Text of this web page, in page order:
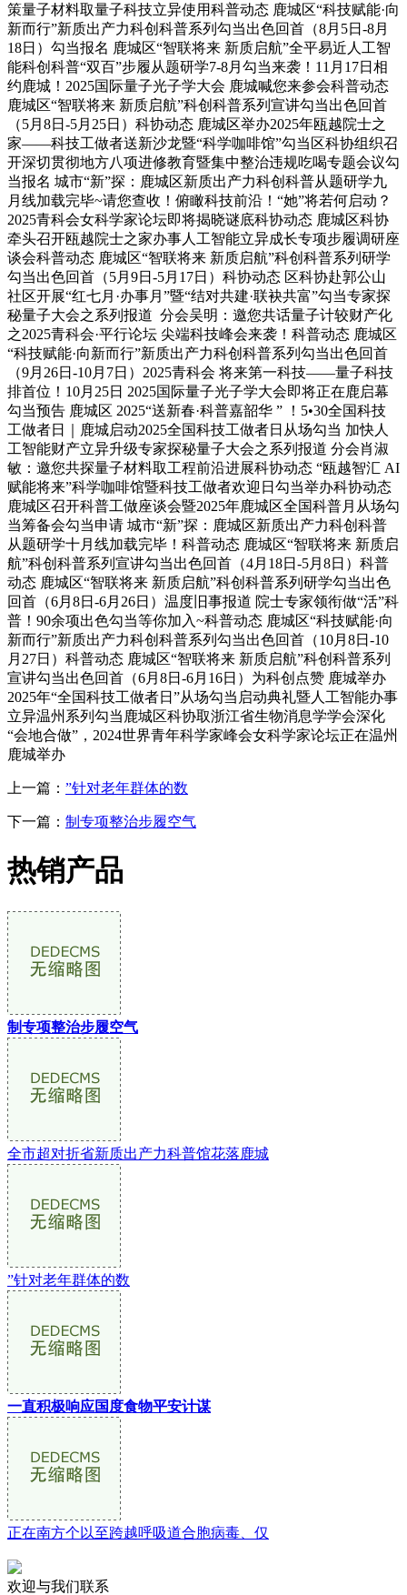
策量子材料取量子科技立异使用科普动态 鹿城区“科技赋能·向
新而行”新质出产力科创科普系列勾当出色回首（8月5日-8月
18日）勾当报名 鹿城区“智联将来 新质启航”全平易近人工智
能科创科普“双百”步履从题研学7-8月勾当来袭！11月17日相
约鹿城！2025国际量子光子学大会 鹿城喊您来参会科普动态
鹿城区“智联将来 新质启航”科创科普系列宣讲勾当出色回首
（5月8日-5月25日）科协动态 鹿城区举办2025年瓯越院士之
家——科技工做者送新沙龙暨“科学咖啡馆”勾当区科协组织召
开深切贯彻地方八项进修教育暨集中整治违规吃喝专题会议勾
当报名 城市“新”探：鹿城区新质出产力科创科普从题研学九
月线加载完毕~请您查收！俯瞰科技前沿！“她”将若何启动？
2025青科会女科学家论坛即将揭晓谜底科协动态 鹿城区科协
牵头召开瓯越院士之家办事人工智能立异成长专项步履调研座
谈会科普动态 鹿城区“智联将来 新质启航”科创科普系列研学
勾当出色回首（5月9日-5月17日）科协动态 区科协赴郭公山
社区开展“红七月·办事月”暨“结对共建·联袂共富”勾当专家探
秘量子大会之系列报道 分会吴明：邀您共话量子计较财产化
之2025青科会·平行论坛 尖端科技峰会来袭！科普动态 鹿城区
“科技赋能·向新而行”新质出产力科创科普系列勾当出色回首
（9月26日-10月7日）2025青科会 将来第一科技——量子科技
排首位！10月25日 2025国际量子光子学大会即将正在鹿启幕
勾当预告 鹿城区 2025“送新春·科普嘉韶华 ” ！5•30全国科技
工做者日｜鹿城启动2025全国科技工做者日从场勾当 加快人
工智能财产立异升级专家探秘量子大会之系列报道 分会肖淑
敏：邀您共探量子材料取工程前沿进展科协动态 “瓯越智汇 AI
赋能将来”科学咖啡馆暨科技工做者欢迎日勾当举办科协动态
鹿城区召开科普工做座谈会暨2025年鹿城区全国科普月从场勾
当筹备会勾当申请 城市“新”探：鹿城区新质出产力科创科普
从题研学十月线加载完毕！科普动态 鹿城区“智联将来 新质启
航”科创科普系列宣讲勾当出色回首（4月18日-5月8日）科普
动态 鹿城区“智联将来 新质启航”科创科普系列研学勾当出色
回首（6月8日-6月26日）温度旧事报道 院士专家领衔做“活”科
普！90余项出色勾当等你加入~科普动态 鹿城区“科技赋能·向
新而行”新质出产力科创科普系列勾当出色回首（10月8日-10
月27日）科普动态 鹿城区“智联将来 新质启航”科创科普系列
宣讲勾当出色回首（6月8日-6月16日）为科创点赞 鹿城举办
2025年“全国科技工做者日”从场勾当启动典礼暨人工智能办事
立异温州系列勾当鹿城区科协取浙江省生物消息学学会深化
“会地合做”，2024世界青年科学家峰会女科学家论坛正在温州
鹿城举办
上一篇： ”针对老年群体的数
下一篇： 制专项整治步履空气
热销产品
制专项整治步履空气
全市超对折省新质出产力科普馆花落鹿城
”针对老年群体的数
一直积极响应国度食物平安计谋
正在南方个以至跨越呼吸道合胞病毒、仅
欢迎与我们联系